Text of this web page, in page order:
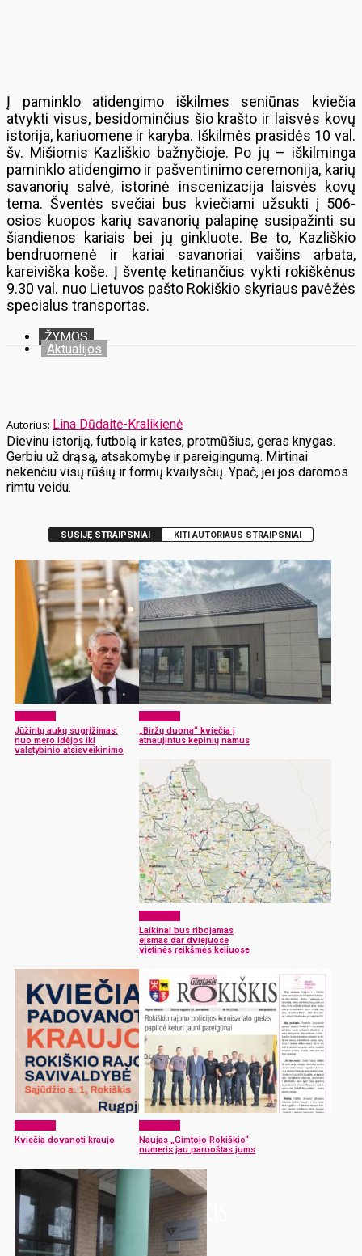
Į paminklo atidengimo iškilmes seniūnas kviečia
atvykti visus, besidominčius šio krašto ir laisvės kovų
istorija, kariuomene ir karyba. Iškilmės prasidės 10 val.
šv. Mišiomis Kazliškio bažnyčioje. Po jų – iškilminga
paminklo atidengimo ir pašventinimo ceremonija, karių
savanorių salvė, istorinė inscenizacija laisvės kovų
tema. Šventės svečiai bus kviečiami užsukti į 506-
osios kuopos karių savanorių palapinę susipažinti su
šiandienos kariais bei jų ginkluote. Be to, Kazliškio
bendruomenė ir kariai savanoriai vaišins arbata,
kareiviška koše. Į šventę ketinančius vykti rokiškėnus
9.30 val. nuo Lietuvos pašto Rokiškio skyriaus pavėžės
specialus transportas.
ŽYMOS
Aktualijos
Lina Dūdaitė-Kralikienė
Dievinu istoriją, futbolą ir kates, protmūšius, geras knygas.
Gerbiu už drąsą, atsakomybę ir pareigingumą. Mirtinai
nekenčiu visų rūšių ir formų kvailysčių. Ypač, jei jos daromos
rimtu veidu.
SUSIJĘ STRAIPSNIAI KITI AUTORIAUS STRAIPSNIAI
Jūžintų aukų sugrįžimas:
nuo mero idėjos iki
valstybinio atsisveikinimo
„Biržų duona“ kviečia į
atnaujintus kepinių namus
Laikinai bus ribojamas
eismas dar dviejuose
vietinės reikšmės keliuose
Kviečia dovanoti kraujo
Naujas „Gimtojo Rokiškio“
numeris jau paruoštas jums